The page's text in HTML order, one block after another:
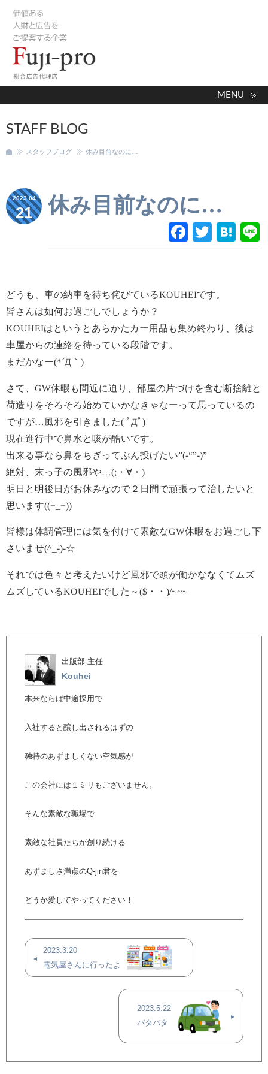
MENU
STAFF BLOG
スタッフブログ 休み目前なのに…
2023.04
21 休み目前なのに…
どうも、車の納車を待ち侘びているKOUHEIです。
皆さんは如何お過ごしでしょうか？
KOUHEIはというとあらかたカー用品も集め終わり、後は
車屋からの連絡を待っている段階です。
まだかなー(*´Д｀)
さて、GW休暇も間近に迫り、部屋の片づけを含む断捨離と
荷造りをそろそろ始めていかなきゃなーって思っているの
ですが…風邪を引きました( ﾟДﾟ)
現在進行中で鼻水と咳が酷いです。
出来る事なら鼻をちぎってぶん投げたい”(-“”-)”
絶対、末っ子の風邪や…(;・∀・)
明日と明後日がお休みなので２日間で頑張って治したいと
思います((+_+))
皆様は体調管理には気を付けて素敵なGW休暇をお過ごし下
さいませ(^_-)-☆
それでは色々と考えたいけど風邪で頭が働かななくてムズ
ムズしているKOUHEIでした～($・・)/~~~
出版部 主任
Kouhei
本来ならば中途採用で
入社すると醸し出されるはずの
独特のあずましくない空気感が
この会社には１ミリもございません。
そんな素敵な職場で
素敵な社員たちが創り続ける
あずましさ満点のQ-jin君を
どうか愛してやってください！
2023.3.20
電気屋さんに行ったよ
2023.5.22
バタバタ